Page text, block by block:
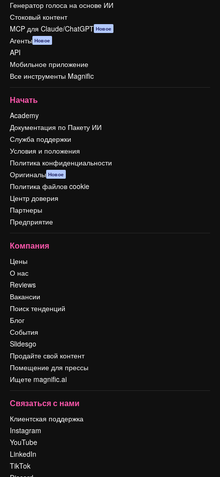
Генератор голоса на основе ИИ
Стоковый контент
MCP для Claude/ChatGPT Новое
Агенты Новое
API
Мобильное приложение
Все инструменты Magnific
Начать
Academy
Документация по Пакету ИИ
Служба поддержки
Условия и положения
Политика конфиденциальности
Оригиналы Новое
Политика файлов cookie
Центр доверия
Партнеры
Предприятие
Компания
Цены
О нас
Reviews
Вакансии
Поиск тенденций
Блог
События
Slidesgo
Продайте свой контент
Помещение для прессы
Ищете magnific.ai
Связаться с нами
Клиентская поддержка
Instagram
YouTube
LinkedIn
TikTok